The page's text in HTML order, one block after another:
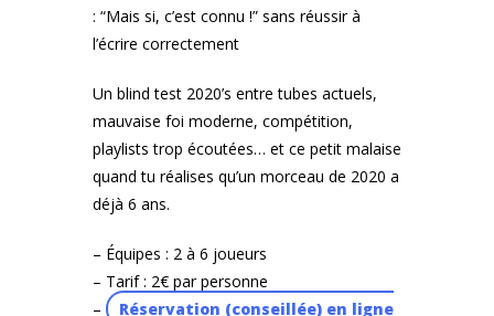
: “Mais si, c’est connu !” sans réussir à
l’écrire correctement
Un blind test 2020’s entre tubes actuels,
mauvaise foi moderne, compétition,
playlists trop écoutées… et ce petit malaise
quand tu réalises qu’un morceau de 2020 a
déjà 6 ans.
– Équipes : 2 à 6 joueurs
– Tarif : 2€ par personne
–
Réservation (conseillée) en ligne